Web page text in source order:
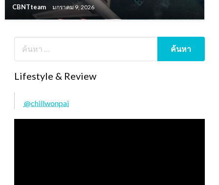
CBNTteam มกราคม 9, 2026
Lifestyle & Review
@chillwonpai